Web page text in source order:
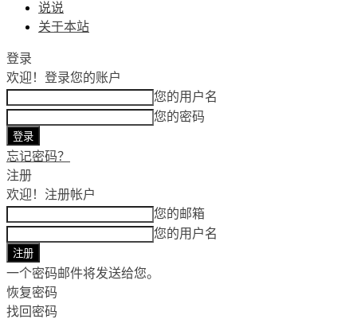
说说
关于本站
登录
欢迎！ 登录您的账户
您的用户名
您的密码
忘记密码？
注册
欢迎！ 注册帐户
您的邮箱
您的用户名
一个密码邮件将发送给您。
恢复密码
找回密码